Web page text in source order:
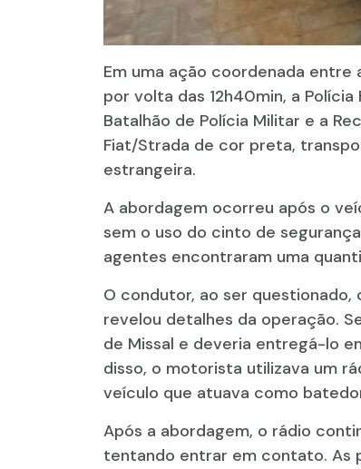
Em uma ação coordenada
por volta das 12h40min, a
Batalhão de Polícia Militar e a
Fiat/Strada de cor preta,
estrangeira.
A abordagem ocorreu após o
sem o uso do cinto de
agentes encontraram uma
O condutor, ao ser
revelou detalhes da operação.
de Missal e deveria entregá-lo
disso, o motorista utilizava um
veículo que atuava como
Após a abordagem, o rádio
tentando entrar em contato. As